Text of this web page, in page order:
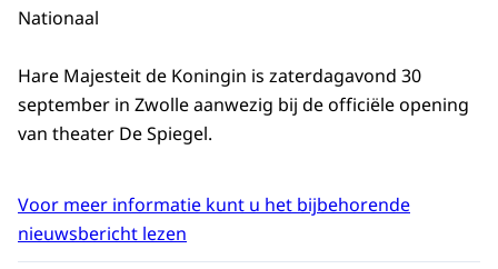
Nationaal
Hare Majesteit de Koningin is zaterdagavond 30
september in Zwolle aanwezig bij de officiële opening
van theater De Spiegel.
Voor meer informatie kunt u het bijbehorende
nieuwsbericht lezen